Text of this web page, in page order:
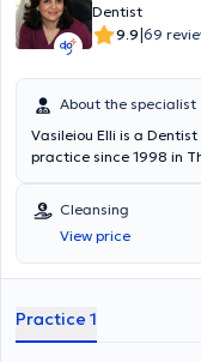
Dentist
9.9|69
About the specialist
Vasileiou Elli is a
practice since 1998 in
the postgraduate
Dental School. She has
aesthetic dentistry,
dentistry. Furthermore,
numerous conferences
Cleansing
View price
Practice 1